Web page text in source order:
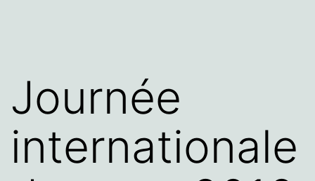
Journée
internationale